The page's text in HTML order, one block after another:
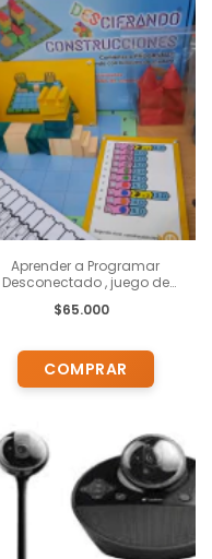
Aprender a Programar
Desconectado , juego de
didáctico para trabajar el
Computacional.
$65.000